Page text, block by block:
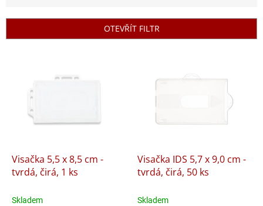
í
OTEVŘÍT FILTR
d
u
Visačka 5,5 x 8,5 cm -
tvrdá, čirá, 1 ks
Skladem
Visačka IDS 5,7 x 9,0 cm -
tvrdá, čirá, 50 ks
Skladem